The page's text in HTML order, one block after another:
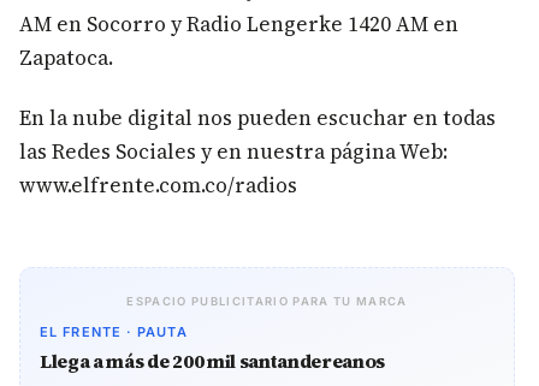
AM en Socorro y Radio Lengerke 1420 AM en
Zapatoca.
En la nube digital nos pueden escuchar en todas
las Redes Sociales y en nuestra página Web:
www.elfrente.com.co/radios
ESPACIO PUBLICITARIO PARA TU MARCA
EL FRENTE · PAUTA
Llega a más de 200 mil santandereanos